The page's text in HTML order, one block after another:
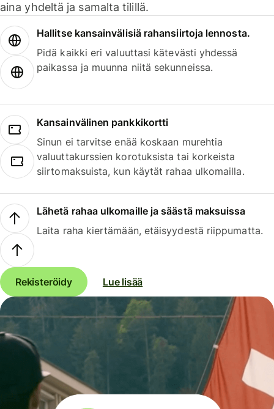
aina yhdeltä ja samalta tilillä.
Hallitse kansainvälisiä rahansiirtoja lennosta.
Pidä kaikki eri valuuttasi kätevästi yhdessä
paikassa ja muunna niitä sekunneissa.
Kansainvälinen pankkikortti
Sinun ei tarvitse enää koskaan murehtia
valuuttakurssien korotuksista tai korkeista
siirtomaksuista, kun käytät rahaa ulkomailla.
Lähetä rahaa ulkomaille ja säästä maksuissa
Laita raha kiertämään, etäisyydestä riippumatta.
Rekisteröidy Lue lisää